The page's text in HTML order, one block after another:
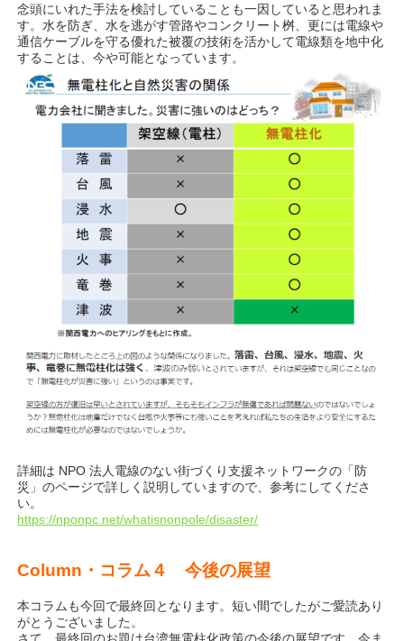
念頭にいれた手法を検討していることも一因していると思われま
す。水を防ぎ、水を逃がす管路やコンクリート桝、更には電線や
通信ケーブルを守る優れた被覆の技術を活かして電線類を地中化
することは、今や可能となっています。
詳細は NPO 法人電線のない街づくり支援ネットワークの「防
災」のページで詳しく説明していますので、参考にしてくださ
い。
https://nponpc.net/whatisnonpole/disaster/
Column・コラム４ 今後の展望
本コラムも今回で最終回となります。短い間でしたがご愛読あり
がとうございました。